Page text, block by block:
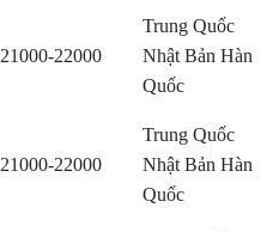
21000-22000
Trung Quốc
Nhật Bản Hàn
Quốc
21000-22000
Trung Quốc
Nhật Bản Hàn
Quốc